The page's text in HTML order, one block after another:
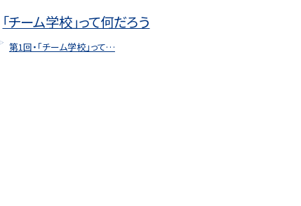
「チーム学校」って何だろう
第1回・「チーム学校」って…